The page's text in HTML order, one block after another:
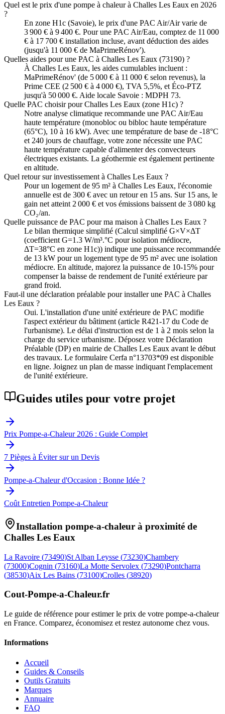
Quel est le prix d'une pompe à chaleur à Challes Les Eaux en 2026
?
En zone H1c (Savoie), le prix d'une PAC Air/Air varie de
3 900 € à 9 400 €. Pour une PAC Air/Eau, comptez de 11 000
€ à 17 700 € installation incluse, avant déduction des aides
(jusqu'à 11 000 € de MaPrimeRénov').
Quelles aides pour une PAC à Challes Les Eaux (73190) ?
À Challes Les Eaux, les aides cumulables incluent :
MaPrimeRénov' (de 5 000 € à 11 000 € selon revenus), la
Prime CEE (2 500 € à 4 000 €), TVA 5,5%, et Éco-PTZ
jusqu'à 50 000 €. Aide locale Savoie : MDPH 73.
Quelle PAC choisir pour Challes Les Eaux (zone H1c) ?
Notre analyse climatique recommande une PAC Air/Eau
haute température (monobloc ou bibloc haute température
(65°C), 10 à 16 kW). Avec une température de base de -18°C
et 240 jours de chauffage, votre zone nécessite une PAC
haute température capable d'alimenter des convecteurs
électriques existants. La géothermie est également pertinente
en altitude.
Quel retour sur investissement à Challes Les Eaux ?
Pour un logement de 95 m² à Challes Les Eaux, l'économie
annuelle est de 300 € avec un retour en 15 ans. Sur 15 ans, le
gain net atteint 2 000 € et vos émissions baissent de 3 080 kg
CO₂/an.
Quelle puissance de PAC pour ma maison à Challes Les Eaux ?
Le bilan thermique simplifié (Calcul simplifié G×V×ΔT
(coefficient G=1.3 W/m³.°C pour isolation médiocre,
ΔT=38°C en zone H1c)) indique une puissance recommandée
de 13 kW pour un logement type de 95 m² avec une isolation
médiocre. En altitude, majorez la puissance de 10-15% pour
compenser la baisse de rendement de l'unité extérieure par
grand froid.
Faut-il une déclaration préalable pour installer une PAC à Challes
Les Eaux ?
Oui. L'installation d'une unité extérieure de PAC modifie
l'aspect extérieur du bâtiment (article R421-17 du Code de
l'urbanisme). Le délai d'instruction est de 1 à 2 mois selon la
charge du service urbanisme. Déposez votre Déclaration
Préalable (DP) en mairie de Challes Les Eaux avant le début
des travaux. Le formulaire Cerfa n°13703*09 est disponible
en ligne. Joignez un plan de masse indiquant l'emplacement
de l'unité extérieure.
Guides utiles pour votre projet
Prix Pompe-a-Chaleur 2026 : Guide Complet
7 Pièges à Éviter sur un Devis
Pompe-a-Chaleur d'Occasion : Bonne Idée ?
Coût Entretien Pompe-a-Chaleur
Installation pompe-a-chaleur à proximité de
Challes Les Eaux
La Ravoire (73490)St Alban Leysse (73230)Chambery
(73000)Cognin (73160)La Motte Servolex (73290)Pontcharra
(38530)Aix Les Bains (73100)Crolles (38920)
Cout-Pompe-a-Chaleur.fr
Le guide de référence pour estimer le prix de votre pompe-a-chaleur
en France. Comparez, économisez et restez autonome chez vous.
Informations
Accueil
Guides & Conseils
Outils Gratuits
Marques
Annuaire
FAQ